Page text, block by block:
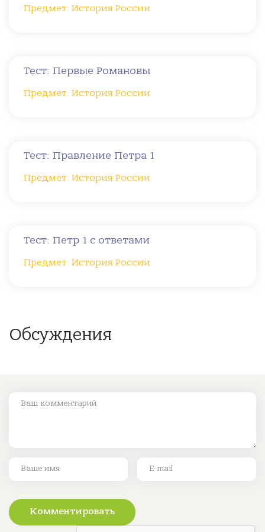
Предмет: История России
Тест: Первые Романовы
Предмет: История России
Тест: Правление Петра 1
Предмет: История России
Тест: Петр 1 с ответами
Предмет: История России
Обсуждения
Комментировать